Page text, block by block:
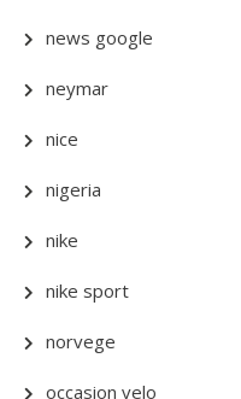
news google
neymar
nice
nigeria
nike
nike sport
norvege
occasion velo